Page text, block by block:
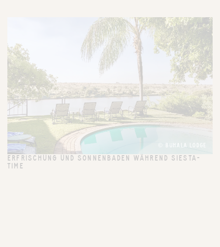
© BUHALA LODGE
ERFRISCHUNG UND SONNENBADEN WÄHREND SIESTA-
TIME